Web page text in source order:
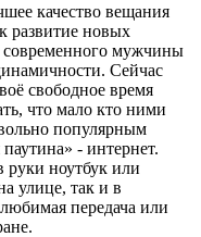
качество вещания
развитие новых
современного мужчины
Сейчас
свободное время
что мало кто ними
популярным
- интернет.
руки ноутбук или
улице, так и в
передача или